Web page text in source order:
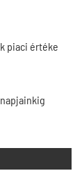
piaci értéke